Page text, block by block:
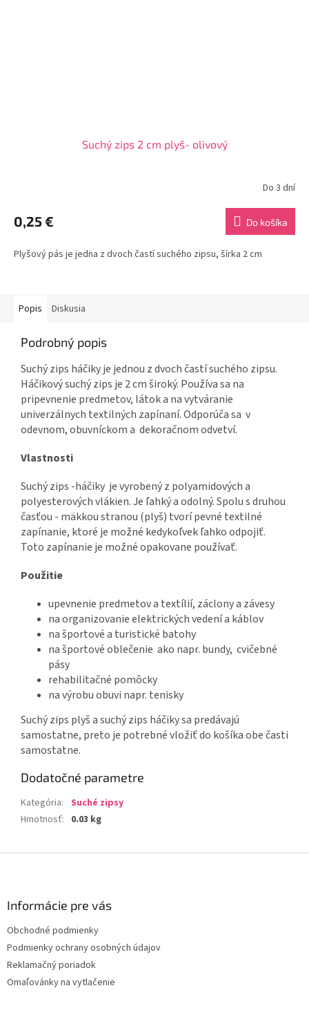
Suchý zips 2 cm plyš- olivový
Do 3 dní
0,25 € Do košíka
Plyšový pás je jedna z dvoch častí suchého zipsu, šírka 2 cm
Popis Diskusia
Podrobný popis
Suchý zips háčiky je jednou z dvoch častí suchého zipsu.
Háčikový suchý zips je 2 cm široký. Používa sa na
pripevnenie predmetov, látok a na vytváranie
univerzálnych textilných zapínaní. Odporúča sa v
odevnom, obuvníckom a dekoračnom odvetví.
Vlastnosti
Suchý zips -háčiky je vyrobený z polyamidových a
polyesterových vlákien. Je ľahký a odolný. Spolu s druhou
časťou - mäkkou stranou (plyš) tvorí pevné textilné
zapínanie, ktoré je možné kedykoľvek ľahko odpojiť.
Toto zapínanie je možné opakovane používať.
Použitie
upevnenie predmetov a textílií, záclony a závesy
na organizovanie elektrických vedení a káblov
na športové a turistické batohy
na športové oblečenie ako napr. bundy, cvičebné
pásy
rehabilitačné pomôcky
na výrobu obuvi napr. tenisky
Suchý zips plyš a suchý zips háčiky sa predávajú
samostatne, preto je potrebné vložiť do košíka obe časti
samostatne.
Dodatočné parametre
Kategória: Suché zipsy
Hmotnosť: 0.03 kg
Informácie pre vás
Obchodné podmienky
Podmienky ochrany osobných údajov
Reklamačný poriadok
Omaľovánky na vytlačenie